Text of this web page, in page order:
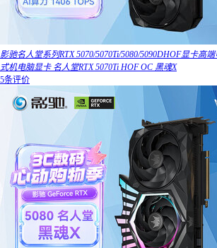
影驰名人堂系列RTX 5070/5070Ti/5080/5090DHOF显卡高
式机电脑显卡 名人堂RTX 5070Ti HOF OC 黑魂X
5条评价